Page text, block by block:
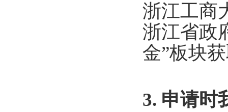
浙江工商
浙江省政
金”板块
3. 申请时